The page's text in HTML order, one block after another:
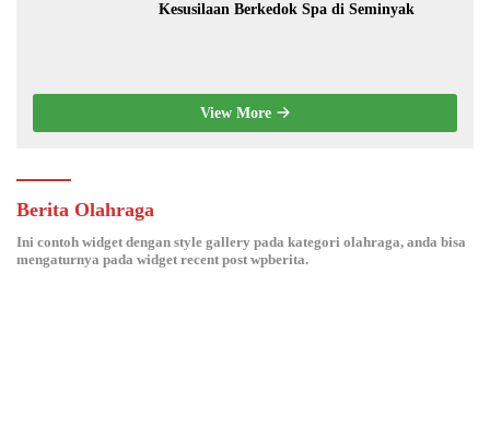
Kesusilaan Berkedok Spa di Seminyak
View More
Berita Olahraga
Ini contoh widget dengan style gallery pada kategori olahraga, anda bisa
mengaturnya pada widget recent post wpberita.